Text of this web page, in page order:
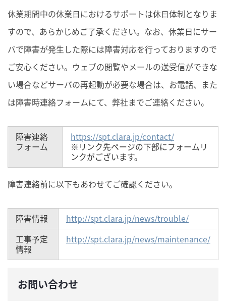
休業期間中の休業日におけるサポートは休日体制となりま
すので、あらかじめご了承ください。なお、休業日にサー
バで障害が発生した際には障害対応を行っておりますので
ご安心ください。ウェブの閲覧やメールの送受信ができな
い場合などサーバの再起動が必要な場合は、お電話、また
は障害時連絡フォームにて、弊社までご連絡ください。
障害連絡
フォーム
https://spt.clara.jp/contact/
※リンク先ページの下部にフォームリ
ンクがございます。
障害連絡前に以下もあわせてご確認ください。
障害情報
http://spt.clara.jp/news/trouble/
工事予定
情報
http://spt.clara.jp/news/maintenance/
お問い合わせ